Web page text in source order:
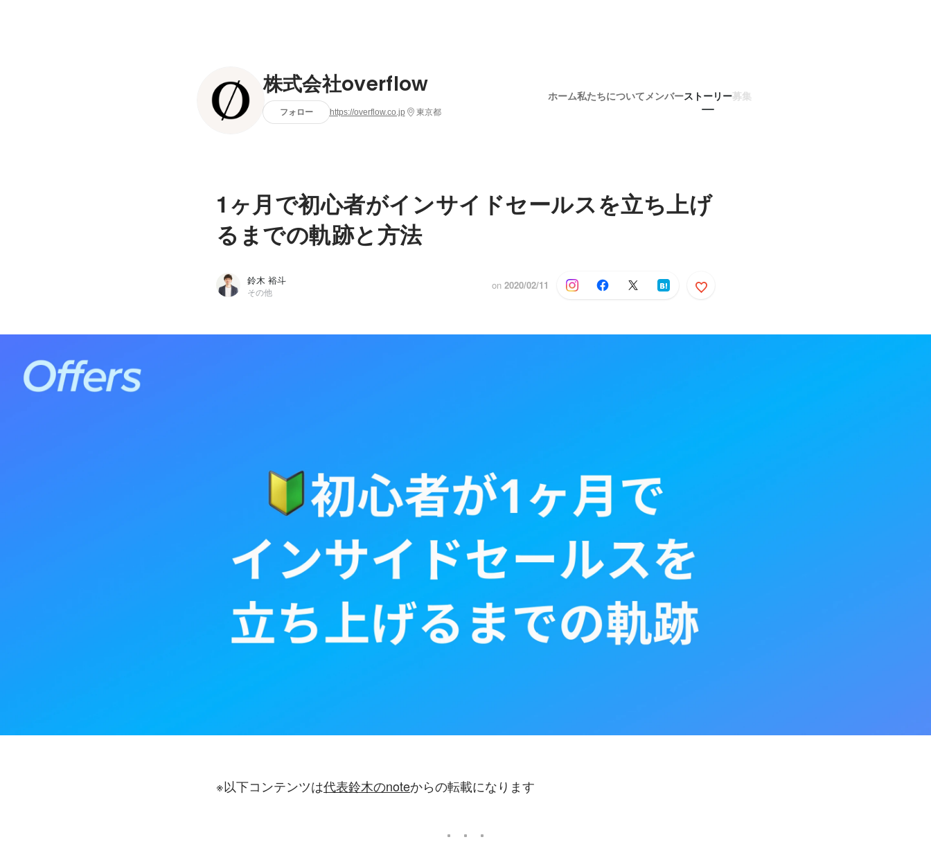
株式会社overflow
フォロー https://overflow.co.jp 東京都
ホーム私たちについて メンバーストーリー募集
1ヶ月で初心者がインサイドセールスを立ち上げ
るまでの軌跡と方法
鈴木 裕斗
その他
on 2020/02/11
※以下コンテンツは代表鈴木のnoteからの転載になります